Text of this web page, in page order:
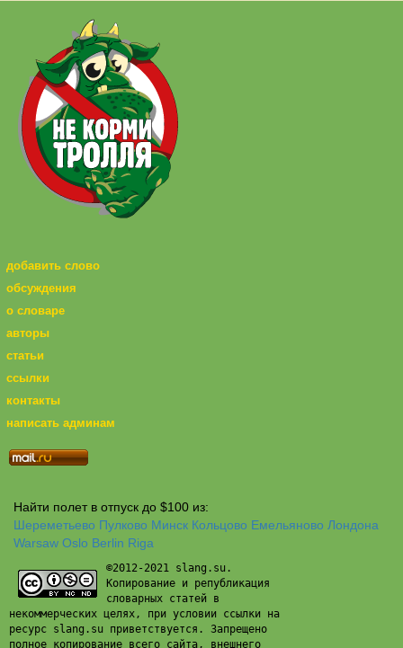
добавить слово
обсуждения
о словаре
авторы
статьи
ссылки
контакты
написать админам
Найти полет в отпуск до $100 из:
Шереметьево Пулково Минск Кольцово Емельяново Лондона
Warsaw Oslo Berlin Riga
©2012-2021 slang.su.
Копирование и републикация
словарных статей в
некоммерческих целях, при условии ссылки на
ресурс slang.su приветствуется. Запрещено
полное копирование всего сайта, внешнего